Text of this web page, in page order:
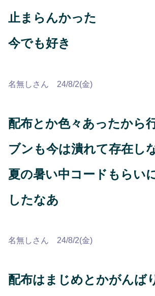
止まらんかった
今でも好き
名無しさん 24/8/2(金)
配布とか色々あったから
ブンも今は潰れて存在し
夏の暑い中コードもらい
したなあ
名無しさん 24/8/2(金)
配布はまじめとかがんば